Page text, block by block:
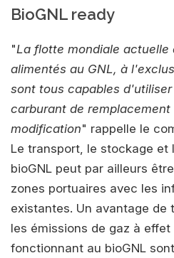
BioGNL ready
"La flotte mondiale actuelle
alimentés au GNL, à
sont tous capables
carburant de remplacement
modification" rappelle le
Le transport, le stockage et
bioGNL peut par ailleurs
zones portuaires avec les
existantes. Un avantage de
les émissions de gaz à
fonctionnant au bioGNL